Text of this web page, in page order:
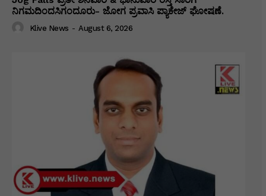
ನಿಗಮದಿಂದಸಿಗಂದೂರು- ಜೋಗ ಪ್ರವಾಸಿ ಪ್ಯಾಕೇಜ್ ಘೋಷಣೆ.
Klive News - August 6, 2026